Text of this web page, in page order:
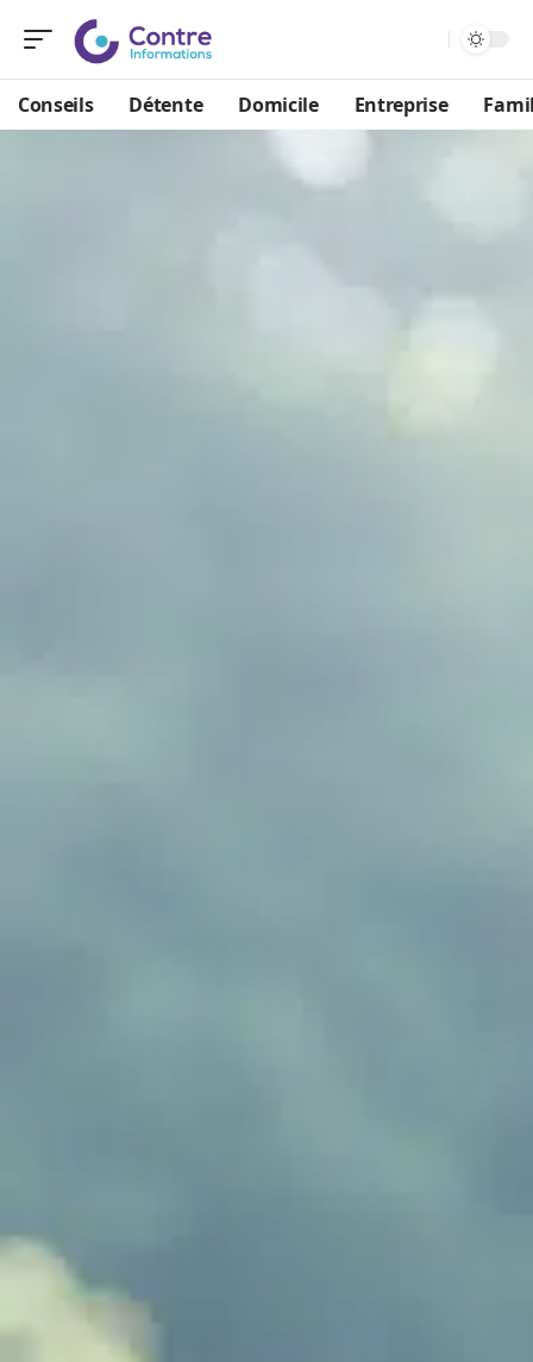
Conseils Détente Domicile Entreprise